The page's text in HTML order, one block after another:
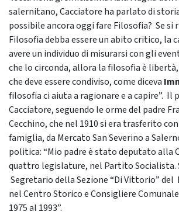
salernitano, Cacciatore ha parlato di storia
possibile ancora oggi fare Filosofia? Se si
Filosofia debba essere un abito critico, la
avere un individuo di misurarsi con gli
che lo circonda, allora la filosofia è
che deve essere condiviso, come diceva
filosofia ci aiuta a ragionare e a capire”. Il
Cacciatore, seguendo le orme del padre
Cecchino, che nel 1910 si era trasferito
famiglia, da Mercato San Severino a
politica: “Mio padre è stato deputato alla
quattro legislature, nel Partito Socialista.
Segretario della Sezione “Di Vittorio”
nel Centro Storico e Consigliere
1975 al 1993”.